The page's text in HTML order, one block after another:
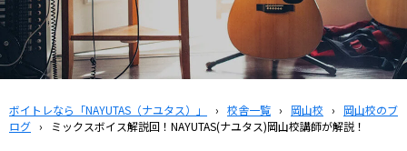
ボイトレなら「NAYUTAS（ナユタス）」 › 校舎一覧 › 岡山校 ›
岡山校のブ
ログ › ミックスボイス解説回！NAYUTAS(ナユタス)岡山校講師が解説！